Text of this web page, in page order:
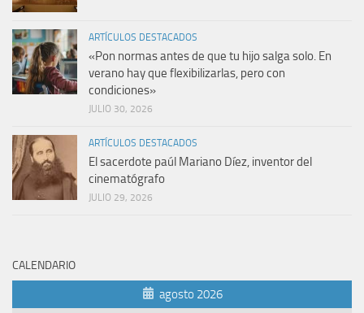
ARTÍCULOS DESTACADOS
«Pon normas antes de que tu hijo salga solo. En
verano hay que flexibilizarlas, pero con
condiciones»
JULIO 30, 2026
ARTÍCULOS DESTACADOS
El sacerdote paúl Mariano Díez, inventor del
cinematógrafo
JULIO 29, 2026
CALENDARIO
agosto 2026